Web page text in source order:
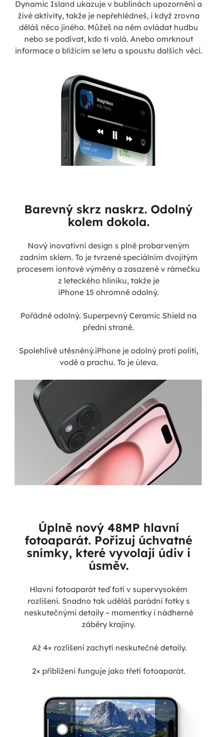
Dynamic Island ukazuje v bublinách upozornění a
živé aktivity, takže je nepřehlédneš, i když zrovna
děláš něco jiného. Můžeš na něm ovládat hudbu
nebo se podívat, kdo ti volá. Anebo omrknout
informace o blížícím se letu a spoustu dalších věcí.
Barevný skrz naskrz. Odolný
kolem dokola.
Nový inovativní design s plně probarveným
zadním sklem. To je tvrzené speciálním dvojitým
procesem iontové výměny a zasazené v rámečku
z leteckého hliníku, takže je
iPhone 15 ohromně odolný.
Pořádně odolný. Superpevný Ceramic Shield na
přední straně.
Spolehlivě utěsněný.iPhone je odolný proti polití,
vodě a prachu. To je úleva.
Úplně nový 48MP hlavní
fotoaparát. Pořizuj úchvatné
snímky, které vyvolají údiv i
úsměv.
Hlavní fotoaparát teď fotí v supervysokém
rozlišení. Snadno tak uděláš parádní fotky s
neskutečnými detaily – momentky i nádherné
záběry krajiny.
Až 4× rozlišení zachytí neskutečné detaily.
2× přiblížení funguje jako třetí fotoaparát.